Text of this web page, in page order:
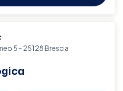
5 - 25128 Brescia